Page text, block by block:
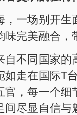
，一场别开
味完美融合
自不同国家
如走在国际T
官，每一个
间尽显自信